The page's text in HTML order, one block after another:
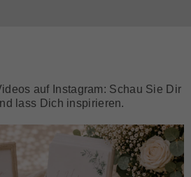
auf Instagram: Schau Sie Dir
lass Dich inspirieren.